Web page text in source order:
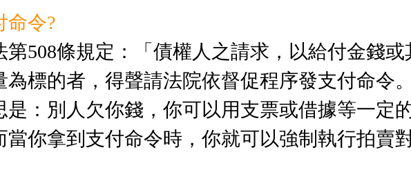
命令?
第508條規定：「債權人之請求，以給付金錢
為標的者，得聲請法院依督促程序發支付命令。
是：別人欠你錢，你可以用支票或借據等一定
當你拿到支付命令時，你就可以強制執行拍賣